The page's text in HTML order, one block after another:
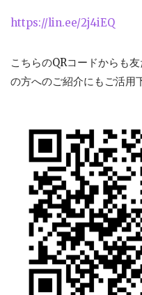
https://lin.ee/2j4iEQ
こちらのQRコードからも
の方へのご紹介にもご活用